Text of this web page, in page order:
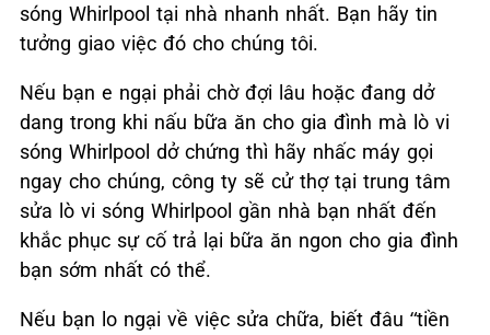
sóng Whirlpool tại nhà nhanh nhất. Bạn hãy tin
tưởng giao việc đó cho chúng tôi.
Nếu bạn e ngại phải chờ đợi lâu hoặc đang dở
dang trong khi nấu bữa ăn cho gia đình mà lò vi
sóng Whirlpool dở chứng thì hãy nhấc máy gọi
ngay cho chúng, công ty sẽ cử thợ tại trung tâm
sửa lò vi sóng Whirlpool gần nhà bạn nhất đến
khắc phục sự cố trả lại bữa ăn ngon cho gia đình
bạn sớm nhất có thể.
Nếu bạn lo ngại về việc sửa chữa, biết đâu “tiền